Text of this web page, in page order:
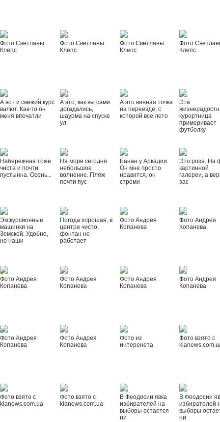
Фото Светланы
Клепс
Фото Светланы
Клепс
Фото Светланы
Клепс
Фото
Клепс
А вот и свежий курс
валют. Как-то он
меня впечатли
А это, как вы сами
догадались,
шаурма на спуске
ул
А это винная точка
на переезде, с
которой все лето
Эта
курортница
примеривает
футболку
Набережная тоже
чиста и почти
пустынна. Осень...
На море сегодня
небольшое
волнение. Пляж
почти пус
Банан у Аркадии.
Он мне просто
нравится, он
стреми
Это роза. На
картинной
галереи, а
зас
Экскурсионные
машинки на
Земской. Удобно,
но наши
Погода хорошая, в
центре чисто,
фонтан не
работает
Фото Андрея
Копанева
Фото Андрея
Копанева
Фото Андрея
Копанева
Фото Андрея
Копанева
Фото Андрея
Копанева
Фото Андрея
Копанева
Фото Андрея
Копанева
Фото Андрея
Копанева
Фото из
интеренета
Фото взято с
Фото взято с
kianews.com.ua
Фото взято с
kianews.com.ua
В Феодосии явка
избирателей на
выборы остается
ни
В Феодосии
избирателей
выборы
ни